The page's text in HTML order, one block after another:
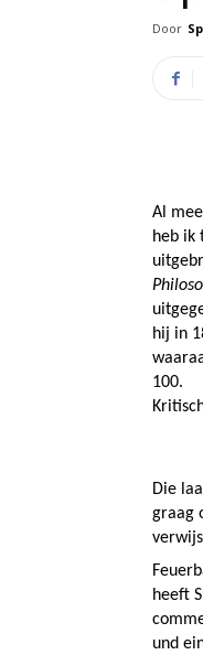
Door
Al
heb ik
hij in
100.
Die
graag
heeft
und